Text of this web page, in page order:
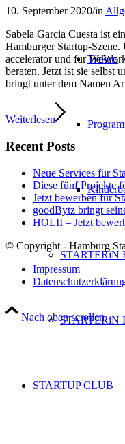
Tickets
STARTERiN
STARTERiN
STARTUP CLUB
10. September 2020/in
Sabela Garcia Cuesta ist
Hamburger Startup-Szene.
accelerator und für
beraten. Jetzt ist sie selbst
bringt unter dem Namen
Weiterlesen
Recent Posts
Neue Services für
Diese fünf Projekte
Jetzt bewerben für
goodBytz bringt
HOLII – Jetzt
© Copyright - Hamburg
Impressum
Nach oben scrollen